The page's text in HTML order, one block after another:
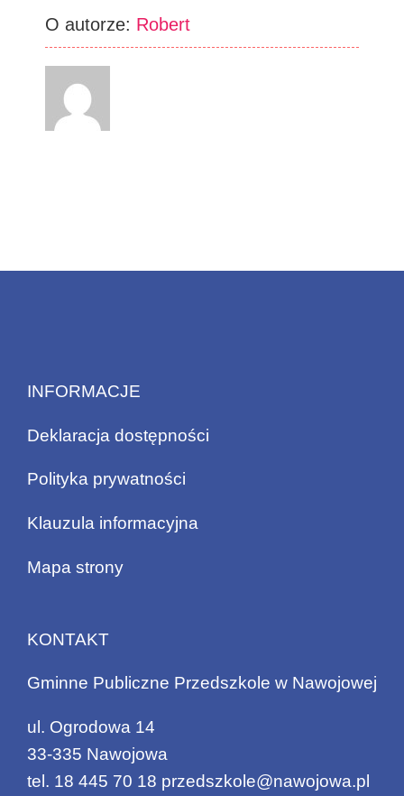
O autorze: Robert
INFORMACJE
Deklaracja dostępności
Polityka prywatności
Klauzula informacyjna
Mapa strony
KONTAKT
Gminne Publiczne Przedszkole w Nawojowej
ul. Ogrodowa 14
33-335 Nawojowa
tel. 18 445 70 18 przedszkole@nawojowa.pl